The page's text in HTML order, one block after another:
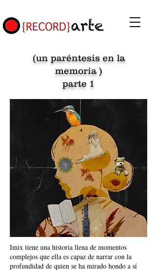
(un paréntesis en la
memoria )
parte 1
Imix tiene una historia llena de momentos
complejos que ella es capaz de narrar con la
profundidad de quien se ha mirado hondo a sí